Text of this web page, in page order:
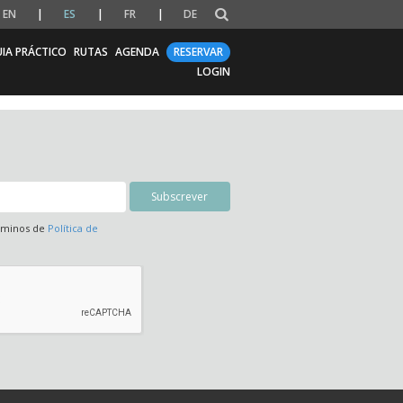
EN ES FR DE
PRÁCTICO RUTAS AGENDA
RESERVAR
LOGIN
de Política de